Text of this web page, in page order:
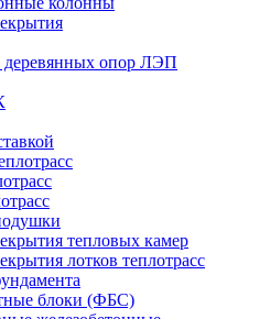
деревянных опор ЛЭП
тепловых камер
лотков теплотрасс
блоки (ФБС)